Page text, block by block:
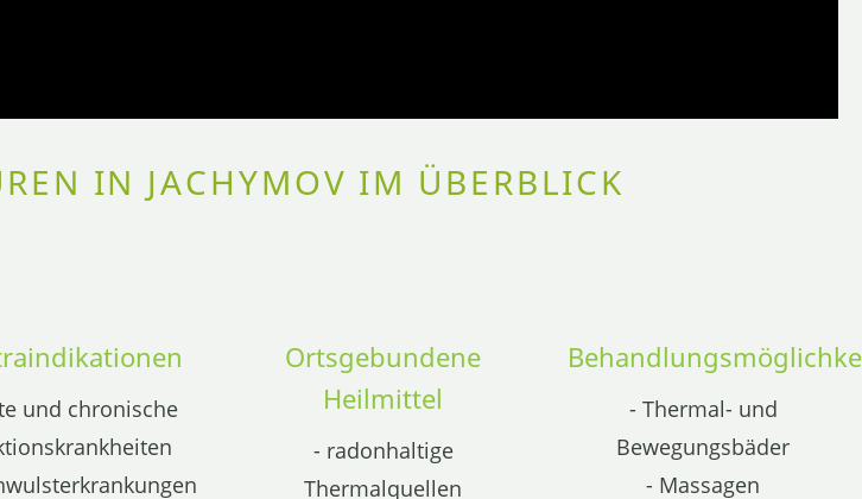
IN JACHYMOV IM ÜBERBLICK
und chronische
Ortsgebundene
Heilmittel
- radonhaltige
Thermalquellen
- Thermal- und
Bewegungsbäder
- Massagen